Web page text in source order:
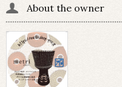
About the owner